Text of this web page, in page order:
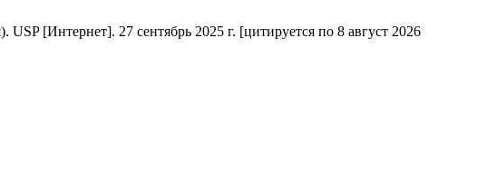
[Интернет]. 27 сентябрь 2025 г. [цитируется по 8 август 2026